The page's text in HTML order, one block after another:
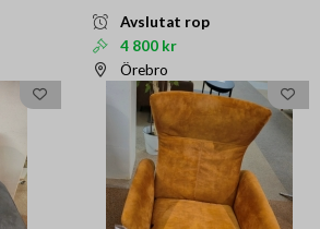
Avslutat rop
4 800 kr
Örebro